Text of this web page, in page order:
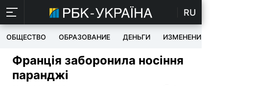
RU
ОБЩЕСТВО ОБРАЗОВАНИЕ ДЕНЬГИ ИЗМЕНЕНИЯ
Франція заборонила носіння
паранджі